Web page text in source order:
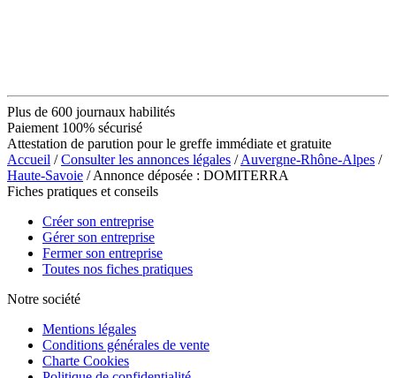
Plus de 600 journaux habilités
Paiement 100% sécurisé
Attestation de parution pour le greffe immédiate et gratuite
Accueil /Consulter les annonces légales /Auvergne-Rhône-Alpes /
Haute-Savoie / Annonce déposée : DOMITERRA
Fiches pratiques et conseils
Créer son entreprise
Gérer son entreprise
Fermer son entreprise
Toutes nos fiches pratiques
Notre société
Mentions légales
Conditions générales de vente
Charte Cookies